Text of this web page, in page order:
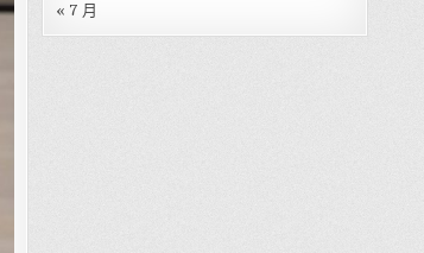
« 7 月